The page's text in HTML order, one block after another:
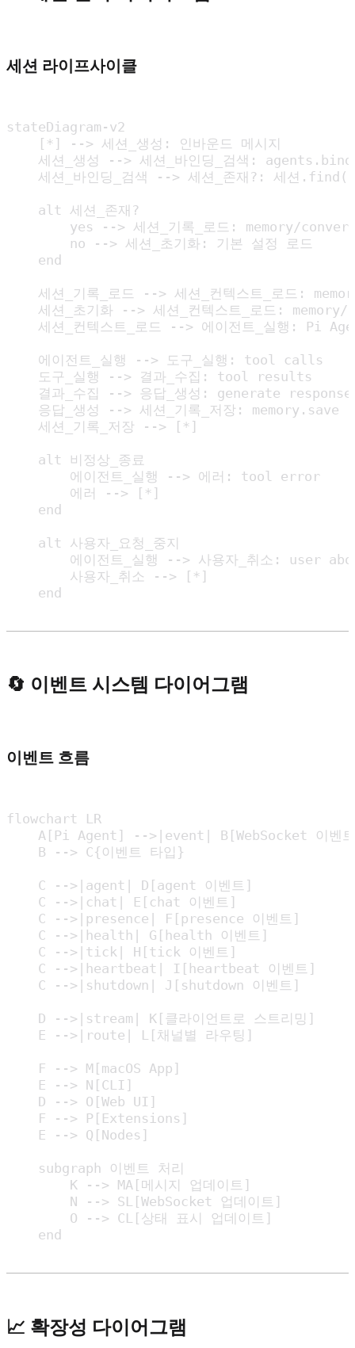
세션 라이프사이클
stateDiagram-v2
    [*] --> 세션_생성: 인바운드 메시지
세션_생성 --> 세션_바인딩_검색:
    세션_바인딩_검색 --> 세션_존재?: 세션.find()
    alt 세션_존재?
yes --> 세션_기록_로드: memory/
        no --> 세션_초기화: 기본 설정 로드
    end
세션_기록_로드 --> 세션_컨텍스트_로드:
세션_초기화 --> 세션_컨텍스트_로드:
세션_컨텍스트_로드 --> 에이전트_실행: Pi
    에이전트_실행 --> 도구_실행: tool calls
    도구_실행 --> 결과_수집: tool results
    결과_수집 --> 응답_생성: generate response
    응답_생성 --> 세션_기록_저장: memory.save
    세션_기록_저장 --> [*]
    alt 비정상_종료
        에이전트_실행 --> 에러: tool error
        에러 --> [*]
    end
    alt 사용자_요청_중지
에이전트_실행 --> 사용자_취소: user
        사용자_취소 --> [*]
    end
🔄 이벤트 시스템 다이어그램
이벤트 흐름
flowchart LR
A[Pi Agent] -->|event| B[WebSocket 이벤
    B --> C{이벤트 타입}
    C -->|agent| D[agent 이벤트]
    C -->|chat| E[chat 이벤트]
    C -->|presence| F[presence 이벤트]
    C -->|health| G[health 이벤트]
    C -->|tick| H[tick 이벤트]
    C -->|heartbeat| I[heartbeat 이벤트]
    C -->|shutdown| J[shutdown 이벤트]
    D -->|stream| K[클라이언트로 스트리밍]
    E -->|route| L[채널별 라우팅]
    F --> M[macOS App]
    E --> N[CLI]
    D --> O[Web UI]
    F --> P[Extensions]
    E --> Q[Nodes]
    subgraph 이벤트 처리
        K --> MA[메시지 업데이트]
        N --> SL[WebSocket 업데이트]
        O --> CL[상태 표시 업데이트]
    end
📈 확장성 다이어그램